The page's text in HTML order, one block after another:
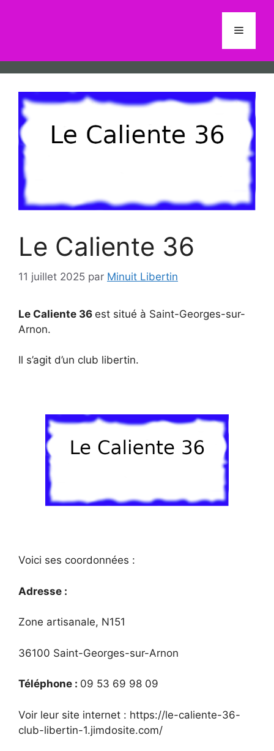
Menu
Le Caliente 36
11 juillet 2025 par Minuit Libertin
Le Caliente 36 est situé à Saint-Georges-sur-
Arnon.
Il s’agit d’un club libertin.
Voici ses coordonnées :
Adresse :
Zone artisanale, N151
36100 Saint-Georges-sur-Arnon
Téléphone : 09 53 69 98 09
Voir leur site internet : https://le-caliente-36-
club-libertin-1.jimdosite.com/